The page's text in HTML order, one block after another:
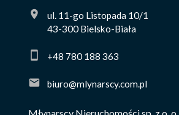
ul. 11-go Listopada 10/1
43-300 Bielsko-Biała
+48 780 188 363
biuro@mlynarscy.com.pl